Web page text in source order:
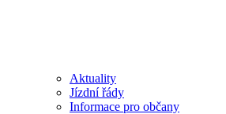
Aktuality
Jízdní řády
Informace pro občany